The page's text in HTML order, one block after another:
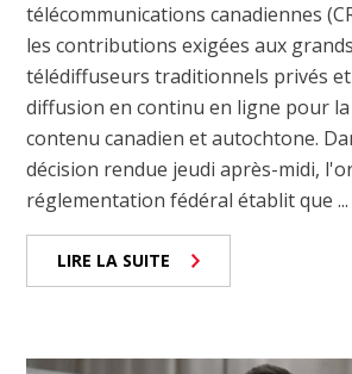
télécommunications canadiennes
les contributions exigées aux grands
télédiffuseurs traditionnels privés et
diffusion en continu en ligne pour
contenu canadien et autochtone.
décision rendue jeudi après-midi,
réglementation fédéral établit que ...
LIRE LA SUITE